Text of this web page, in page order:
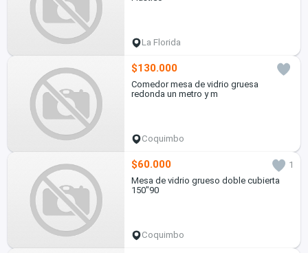
La Florida
$130.000
Comedor mesa de vidrio gruesa
redonda un metro y m
Coquimbo
$60.000
1
Mesa de vidrio grueso doble cubierta
150"90
Coquimbo